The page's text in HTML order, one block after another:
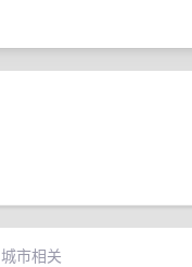
城市相关